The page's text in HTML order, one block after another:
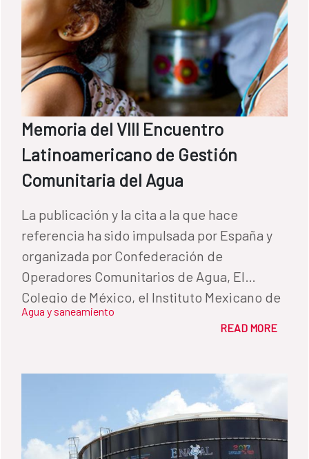
Memoria del VIII Encuentro
Latinoamericano de Gestión
Comunitaria del Agua
La publicación y la cita a la que hace
referencia ha sido impulsada por España y
organizada por Confederación de
Operadores Comunitarios de Agua, El
Colegio de México, el Instituto Mexicano de
Tecnología del Agua (IMTA), la Fundación
Agua y saneamiento
READ MORE